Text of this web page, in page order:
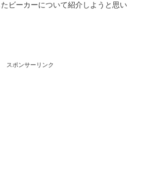
ビーカーについて紹介しようと思い
スポンサーリンク